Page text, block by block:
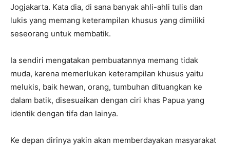
Jogjakarta. Kata dia, di sana banyak ahli-ahli tulis dan
lukis yang memang keterampilan khusus yang dimiliki
seseorang untuk membatik.
Ia sendiri mengatakan pembuatannya memang tidak
muda, karena memerlukan keterampilan khusus yaitu
melukis, baik hewan, orang, tumbuhan dituangkan ke
dalam batik, disesuaikan dengan ciri khas Papua yang
identik dengan tifa dan lainya.
Ke depan dirinya yakin akan memberdayakan masyarakat